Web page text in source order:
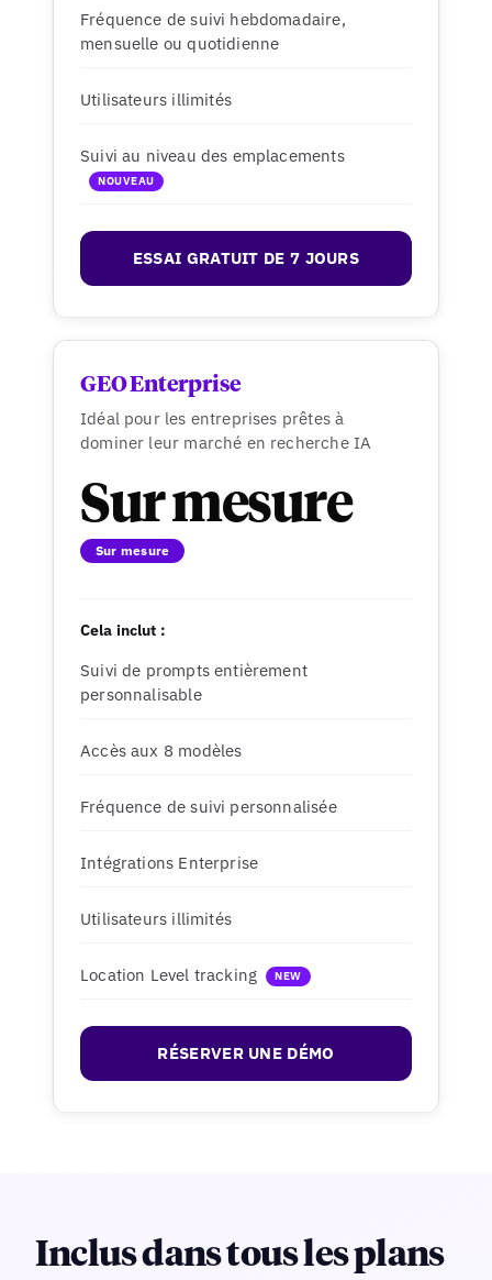
Fréquence de suivi hebdomadaire,
mensuelle ou quotidienne
Utilisateurs illimités
Suivi au niveau des emplacements
NOUVEAU
ESSAI GRATUIT DE 7 JOURS
GEO Enterprise
Idéal pour les entreprises prêtes à
dominer leur marché en recherche IA
Sur mesure
Sur mesure
Cela inclut :
Suivi de prompts entièrement
personnalisable
Accès aux 8 modèles
Fréquence de suivi personnalisée
Intégrations Enterprise
Utilisateurs illimités
Location Level tracking NEW
RÉSERVER UNE DÉMO
Inclus dans tous les plans